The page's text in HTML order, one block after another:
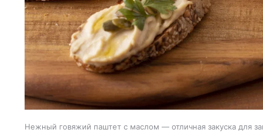
Нежный говяжий паштет с маслом — отличная закуска для